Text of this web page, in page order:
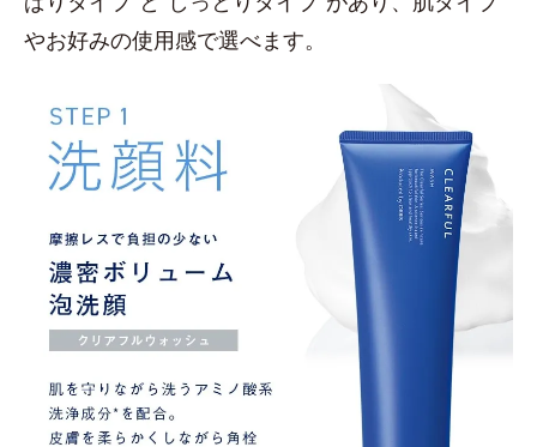
やお好みの使用感で選べます。